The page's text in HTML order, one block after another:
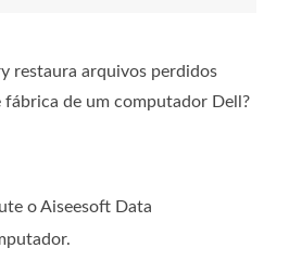
restaura arquivos perdidos
fábrica de um computador Dell?
o Aiseesoft Data